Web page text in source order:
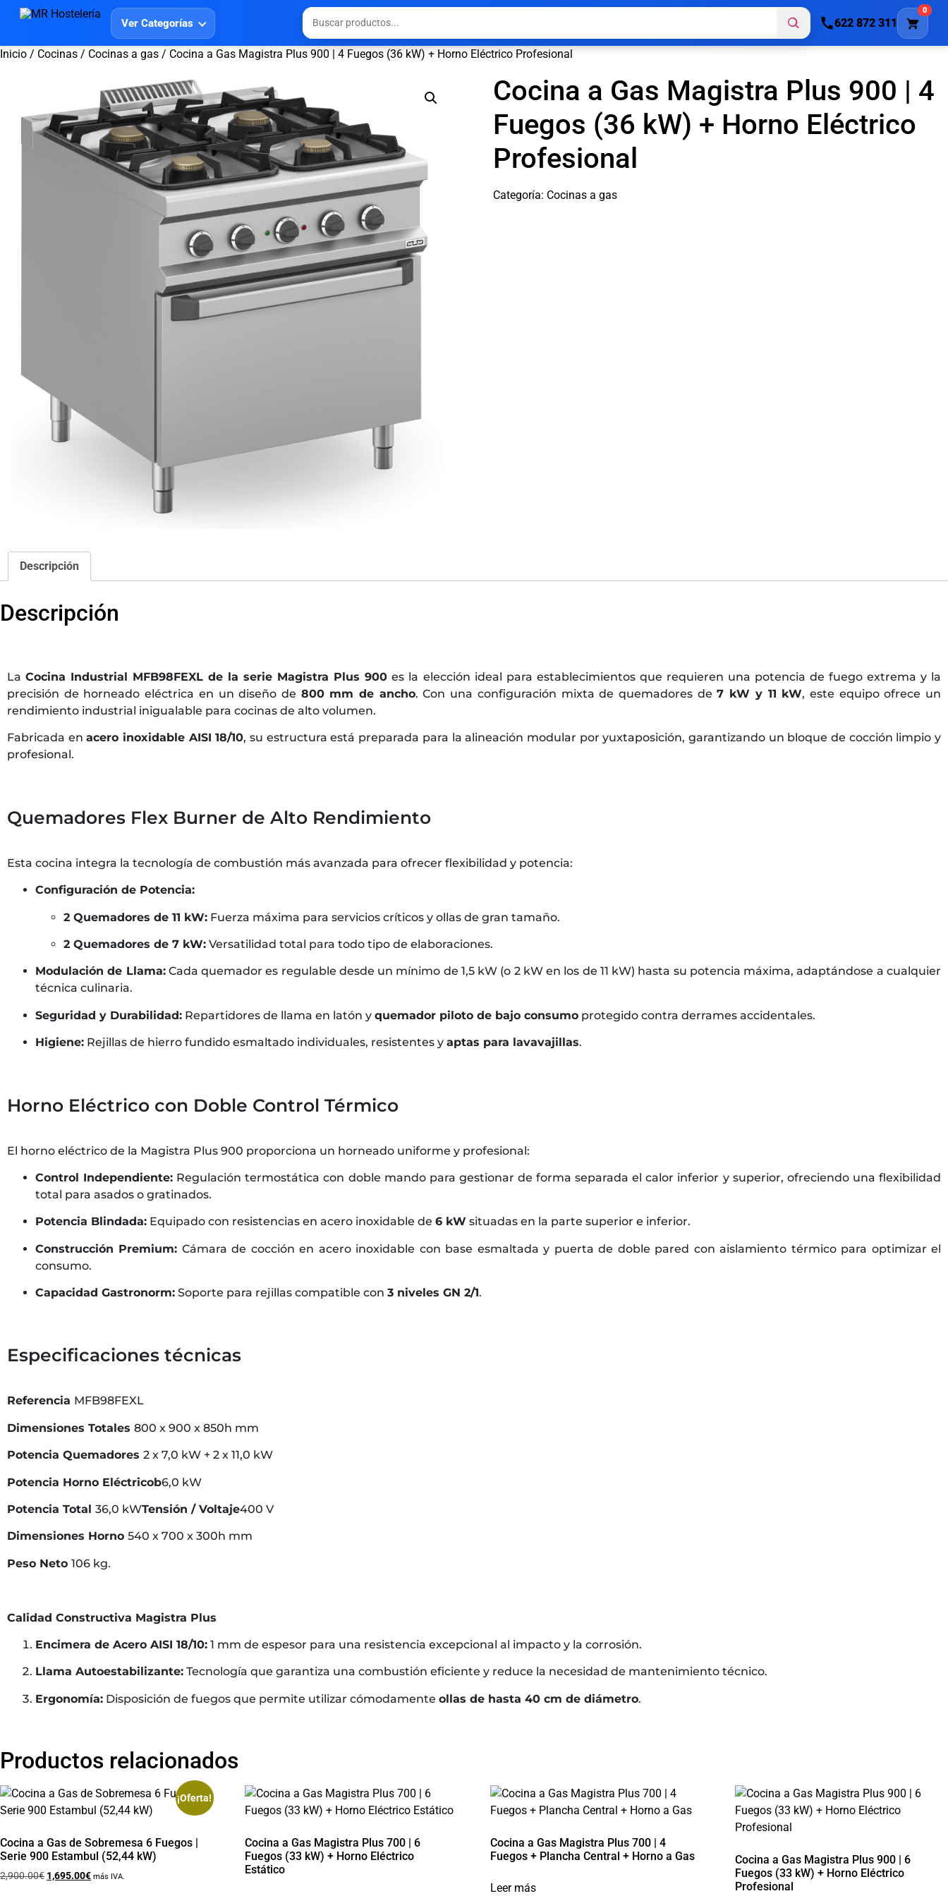
Ver Categorías 622 872 311
0
Inicio / Cocinas / Cocinas a gas / Cocina a Gas Magistra Plus 900 | 4 Fuegos (36 kW) + Horno Eléctrico Profesional
Cocina a Gas Magistra Plus 900 | 4
Fuegos (36 kW) + Horno Eléctrico
Profesional
Categoría: Cocinas a gas
Descripción
Descripción
LaCocina Industrial MFB98FEXL de la serie Magistra Plus 900 es la elección ideal para establecimientos que requieren una potencia de fuego extrema y la
precisión de horneado eléctrica en un diseño de 800 mm de ancho. Con una configuración mixta de quemadores de7 kW y 11 kW, este equipo ofrece un
rendimiento industrial inigualable para cocinas de alto volumen.
Fabricada enacero inoxidable AISI 18/10, su estructura está preparada para la alineación modular por yuxtaposición, garantizando un bloque de cocción limpio y
profesional.
Quemadores Flex Burner de Alto Rendimiento
Esta cocina integra la tecnología de combustión más avanzada para ofrecer flexibilidad y potencia:
Configuración de Potencia:
2 Quemadores de 11 kW: Fuerza máxima para servicios críticos y ollas de gran tamaño.
2 Quemadores de 7 kW: Versatilidad total para todo tipo de elaboraciones.
Modulación de Llama:Cada quemador es regulable desde un mínimo de 1,5 kW (o 2 kW en los de 11 kW) hasta su potencia máxima, adaptándose a cualquier
técnica culinaria.
Seguridad y Durabilidad: Repartidores de llama en latón y quemador piloto de bajo consumo protegido contra derrames accidentales.
Higiene: Rejillas de hierro fundido esmaltado individuales, resistentes y aptas para lavavajillas.
Horno Eléctrico con Doble Control Térmico
El horno eléctrico de la Magistra Plus 900 proporciona un horneado uniforme y profesional:
Control Independiente: Regulación termostática con doble mando para gestionar de forma separada el calor inferior y superior, ofreciendo una flexibilidad
total para asados o gratinados.
Potencia Blindada: Equipado con resistencias en acero inoxidable de 6 kW situadas en la parte superior e inferior.
Construcción Premium: Cámara de cocción en acero inoxidable con base esmaltada y puerta de doble pared con aislamiento térmico para optimizar el
consumo.
Capacidad Gastronorm: Soporte para rejillas compatible con 3 niveles GN 2/1.
Especificaciones técnicas
Referencia MFB98FEXL
Dimensiones Totales 800 x 900 x 850h mm
Potencia Quemadores 2 x 7,0 kW + 2 x 11,0 kW
Potencia Horno Eléctricob6,0 kW
Potencia Total 36,0 kWTensión / Voltaje400 V
Dimensiones Horno 540 x 700 x 300h mm
Peso Neto 106 kg.
Calidad Constructiva Magistra Plus
Encimera de Acero AISI 18/10: 1 mm de espesor para una resistencia excepcional al impacto y la corrosión.
Llama Autoestabilizante: Tecnología que garantiza una combustión eficiente y reduce la necesidad de mantenimiento técnico.
Ergonomía: Disposición de fuegos que permite utilizar cómodamente ollas de hasta 40 cm de diámetro.
Productos relacionados
¡Oferta!
Cocina a Gas de Sobremesa 6 Fuegos |
Serie 900 Estambul (52,44 kW)
2,900.00€ 1,695.00€ más IVA.
Cocina a Gas Magistra Plus 700 | 6
Fuegos (33 kW) + Horno Eléctrico
Estático
Cocina a Gas Magistra Plus 700 | 4
Fuegos + Plancha Central + Horno a Gas
Leer más
Cocina a Gas Magistra Plus 900 | 6
Fuegos (33 kW) + Horno Eléctrico
Profesional